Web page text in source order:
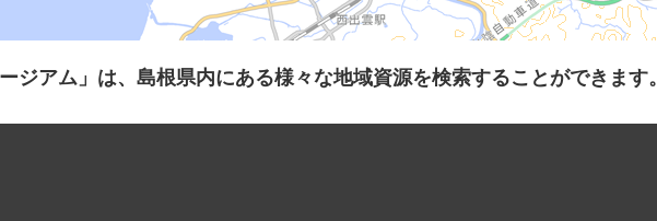
ジアム」は、島根県内にある様々な地域資源を検索することができます。